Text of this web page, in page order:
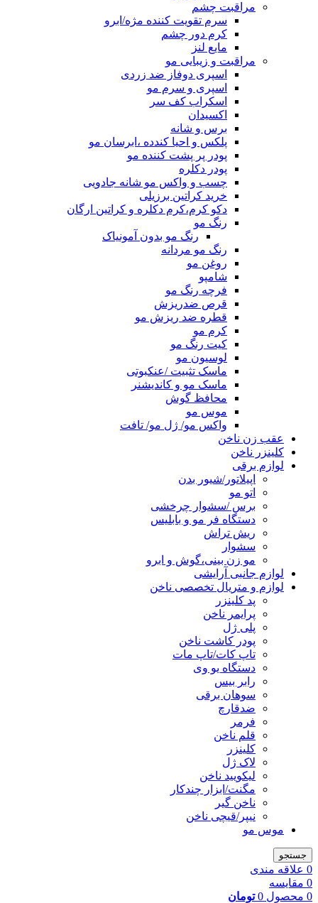
مراقبت چشم
سرم تقویت کننده مژه/ابرو
کرم دور چشم
مایع لنز
مراقبت و زیبایی مو
اسپری دوفاز ضد زردی
اسپری و سرم مو
اسکراب کف سر
اکسیدان
برس و شانه
پلکس و احیا کندده ،ابرسان مو
پودر پر پشت کننده مو
پودر دکلره
چسب و واکس مو شانه جادویی
خرید کراتین برزیلی
دکو کرم،کرم دکلره و کراتین ارگان
رنگ مو
رنگ مو بدون آمونیاک
رنگ مو مردانه
روغن مو
شامپو
فرچه رنگ مو
قرص ضدریزش
قطره ضد ریزش مو
کرم مو
کیت رنگ مو
لوسیون مو
ماسک تثبیت /عنکبوتی
ماسک مو و کاندیشنر
محافظ گوش
موس مو
واکس مو/ ژل مو/ تافت
عقب زن ناخن
کلینزر ناخن
لوازم برقی
اپیلاتور/شیور بدن
اتو مو
برس /سشوار چرخشی
دستگاه فر مو و بابلیس
ریش تراش
سشوار
مو زن بینی،گوش و ابرو
لوازم جانبی آرایشی
لوازم و متریال تخصصی ناخن
پد کلینزر
پرایمر ناخن
پلی ژل
پودر کاشت ناخن
تاپ کات/تاپ مات
دستگاه یو وی
رابر بیس
سوهان برقی
ضدقارچ
فرمر
قلم ناخن
کلینزر
لاک ژل
لیکوييد ناخن
مگنت/ابزار چندکار
ناخن گیر
نیپر/قیچی ناخن
موس مو
جستجو
0 علاقه مندی
0 مقایسه
0 محصول 0 تومان